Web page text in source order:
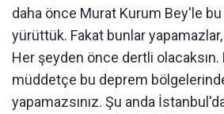
daha önce Murat Kurum Bey'le bu
yürüttük. Fakat bunlar
Her şeyden önce dertli olacaksın.
müddetçe bu deprem
yapamazsınız. Şu anda